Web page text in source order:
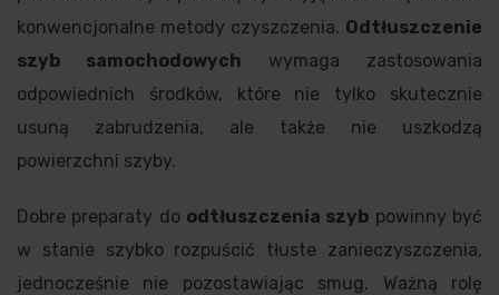
konwencjonalne metody czyszczenia. Odtłuszczenie
szyb samochodowych wymaga zastosowania
odpowiednich środków, które nie tylko skutecznie
usuną zabrudzenia, ale także nie uszkodzą
powierzchni szyby.
Dobre preparaty do odtłuszczenia szyb powinny być
w stanie szybko rozpuścić tłuste zanieczyszczenia,
jednocześnie nie pozostawiając smug. Ważną rolę